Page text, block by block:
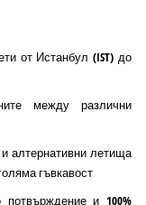
от Истанбул (IST) до
между различни
алтернативни летища
гъвкавост
и 100%